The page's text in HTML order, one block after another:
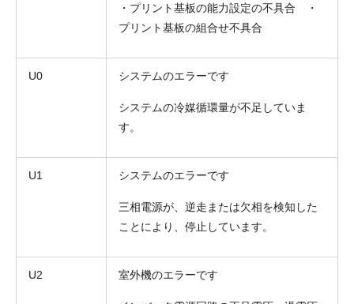
・プリント基板の能力設定の不具合 ・
プリント基板の組合せ不具合
U0 システムのエラーです
システムの冷媒循環量が不足していま
す。
U1 システムのエラーです
三相電源が、逆走または欠相を検知した
ことにより、停止しています。
U2 室外機のエラーです